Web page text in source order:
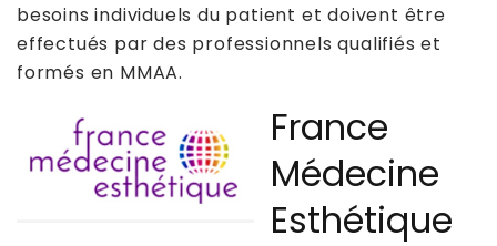
besoins individuels du patient et doivent être
effectués par des professionnels qualifiés et
formés en MMAA.
France
Médecine
Esthétique